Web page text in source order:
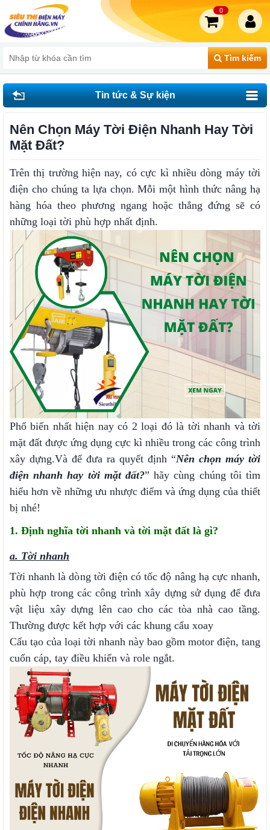
Tìm kiếm
0
Tin tức & Sự kiện
Nên Chọn Máy Tời Điện Nhanh Hay Tời
Mặt Đất?
Trên thị trường hiện nay, có cực kì nhiều dòng máy tời
điện cho chúng ta lựa chọn. Mỗi một hình thức nâng hạ
hàng hóa theo phương ngang hoặc thẳng đứng sẽ có
những loại tời phù hợp nhất định.
Phổ biến nhất hiện nay có 2 loại đó là tời nhanh và tời
mặt đất được ứng dụng cực kì nhiều trong các công trình
xây dựng.Và để đưa ra quyết định “Nên chọn máy tời
điện nhanh hay tời mặt đất?” hãy cùng chúng tôi tìm
hiểu hơn về những ưu nhược điểm và ứng dụng của thiết
bị nhé!
1. Định nghĩa tời nhanh và tời mặt đất là gì?
a. Tời nhanh
Tời nhanh là dòng tời điện có tốc độ nâng hạ cực nhanh,
phù hợp trong các công trình xây dựng sử dụng để đưa
vật liệu xây dựng lên cao cho các tòa nhà cao tầng.
Thường được kết hợp với các khung cẩu xoay
Cấu tạo của loại tời nhanh này bao gồm motor điện, tang
cuốn cáp, tay điều khiển và role ngắt.